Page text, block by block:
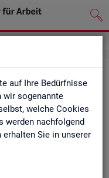
auf Ihre Bedürfnisse
wir sogenannte
welche Cookies
werden nachfolgend
Sie in unserer
Blick
jähr­lich ak­tua­li­siert und
Be­schäf­ti­gung, Ent­
und Fach­kräf­
und In­ge­nieur­be­ru­fe dif­
(z.B. Fach­kräf­te) für